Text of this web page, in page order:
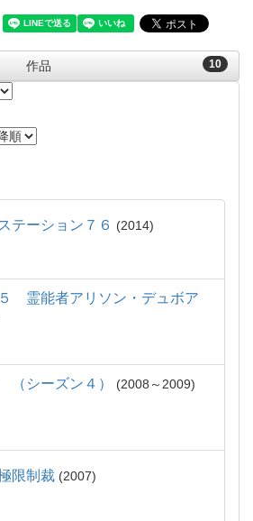
10
作品
テーション７６ 2014
霊能者アリソン・デュボア
（シーズン４）
2008～2009
限制裁 2007